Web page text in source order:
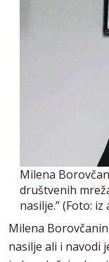
Milena
društvenih
nasilje.” (Foto: iz
Milena
nasilje ali i navodi